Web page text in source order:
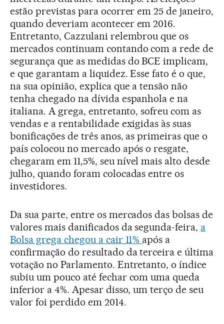
estão previstas para ocorrer em 25 de janeiro,
quando deveriam acontecer em 2016.
Entretanto, Cazzulani relembrou que os
mercados continuam contando com a rede de
segurança que as medidas do BCE implicam,
e que garantam a liquidez. Esse fato é o que,
na sua opinião, explica que a tensão não
tenha chegado na dívida espanhola e na
italiana. A grega, entretanto, sofreu com as
vendas e a rentabilidade exigidas às suas
bonificações de três anos, as primeiras que o
país colocou no mercado após o resgate,
chegaram em 11,5%, seu nível mais alto desde
julho, quando foram colocadas entre os
investidores.
Da sua parte, entre os mercados das bolsas de
valores mais danificados da segunda-feira, a
Bolsa grega chegou a cair 11% após a
confirmação do resultado da terceira e última
votação no Parlamento. Entretanto, o índice
subiu um pouco até fechar com uma queda
inferior a 4%. Apesar disso, um terço de seu
valor foi perdido em 2014.